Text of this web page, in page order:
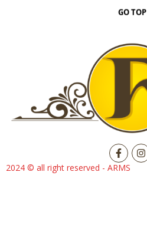
2024 © all right reserved - ARMS
GO TOP